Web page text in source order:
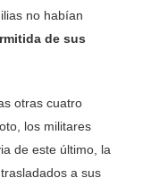
no habían
de sus
otras cuatro
los militares
de este último, la
a sus